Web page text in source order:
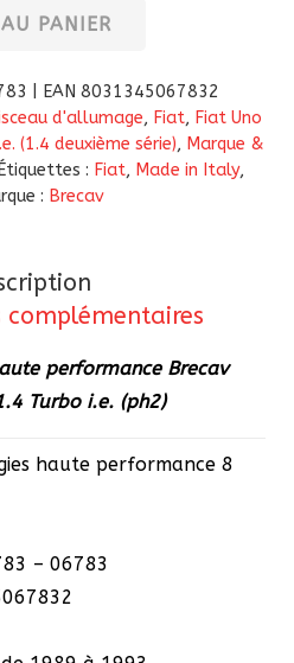
PANIER
| EAN 8031345067832
d'allumage, Fiat, Fiat Uno
(1.4 deuxième série), Marque &
Étiquettes : Fiat, Made in Italy,
: Brecav
performance Brecav
Turbo i.e. (ph2)
haute performance 8
– 06783